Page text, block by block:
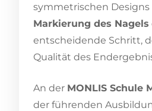
symmetrischen Designs
Markierung des Nagels
entscheidende Schritt,
Qualität des
An der MONLIS Schule
der führenden